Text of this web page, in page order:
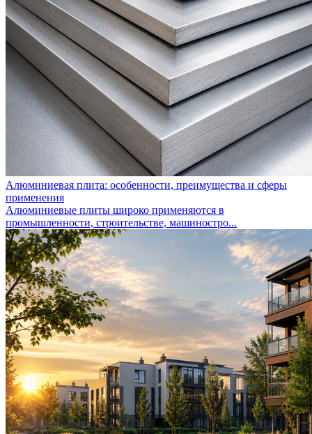
Алюминиевая плита: особенности, преимущества и сферы
применения
Алюминиевые плиты широко применяются в
промышленности, строительстве, машиностро...